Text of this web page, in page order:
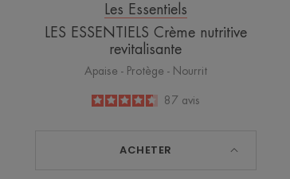
Les Essentiels
LES ESSENTIELS Crème nutritive
revitalisante
Apaise - Protège - Nourrit
4.6
/
5
87 avis
ACHETER